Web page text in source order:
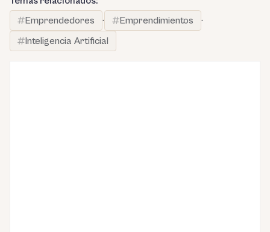
Emprendedores
· Emprendimientos
·
Inteligencia Artificial